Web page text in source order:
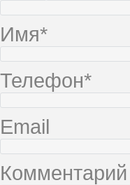
Имя*
Телефон*
Email
Комментарий